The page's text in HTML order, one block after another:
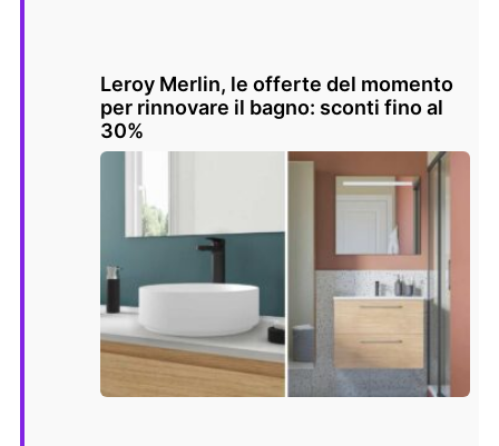
Leroy Merlin, le offerte del momento
per rinnovare il bagno: sconti fino al
30%